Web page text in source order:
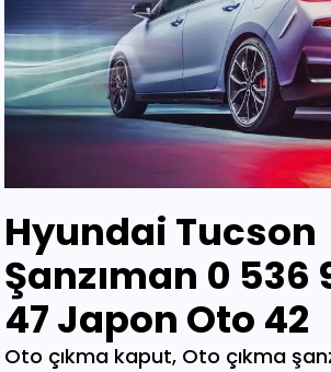
Hyundai Tucson
Şanzıman 0 536
47 Japon Oto 42
Oto çıkma kaput, Oto çıkma şanzıman ve parçaları, Oto çıkma motor ve parçaları, Oto çıkma silindir kapağı, Oto çıkma direksiyon pompası, Oto çıkma far, Oto çıkma tampon Oto çıkma kapı, Oto çıkma far, Oto çıkma stop, Oto çıkma jant, Oto çıkma tabla, Oto çıkma elektrik tesisatı, Oto çıkma motor tesisatı, Oto çıkma marş dinamosu, Oto çıkma şarz dinamosu, Oto çıkma bobin, Oto çıkma enjektör, Oto çıkma karbüratör, Oto çıkma şamandıra , Oto çıkma yakıt pompası, Oto çıkma eksoz, Oto çıkma manifold, Oto çıkma katalizör, Oto çıkma beyin, Oto çıkma airbag, Oto çıkma sigorta, Oto çıkma sinyal, Oto hava filitre kazanı, Oto çıkma yağ filtresi, Oto çıkma yakıt filtresi, Oto çıkma debriyaj seti, Oto çıkma fren seti, Oto çıkma kampana, Oto çıkma körük, Oto çıkma fan, Oto çıkma fan davlumbazı, Oto çıkma soğutucu, Oto çıkma radyatör, Oto çıkma klima kompresörü, Oto çıkma bagaj, Oto çıkma su radyatörünü, Oto çıkma klima radyatörü, Oto çıkma interkol radyatörü, Oto çıkma cam, Oto çıkma çamurluk, Oto çıkma davlumbaz, Oto çıkma güneşlik, Oto çıkma kapı kolu, Oto çıkma kapı saçı, Oto çıkma karter, Oto kesme marşpiyel, Oto çıkma panel, Oto çıkma panjur , Oto çıkma sunroof, Oto çıkma arka tampon, Oto çıkma ön tampon, Oto çıkma ayna, Oto çıkma amartisör, Oto çıkma el freni, Oto çıkma el fren tabancası, Oto çıkma direksiyon simidi, Oto çıkma koltuk, Oto çıkma vites topuzu, Oto çıkma göğüs, Oto çıkma torpido, Oto çıkma kilometre saati, Oto çıkma dingil, Oto çıkma blok, Oto çıkma motor bloğu, Oto çıkma krank, Oto çıkma eksantrik mili, Oto çıkma gaz kelebeği, Oto çıkma kompresör, Oto çıkma mafsal, Oto çıkma motor kulağı, Oto çıkma motor, Oto çıkma piston kolu, Oto çıkma segman, Oto çıkma rulman, Oto çıkma turbo, Oto çıkma yağ pompası, Oto çıkma şanzıman dişlisi, Oto çıkma mafsal, Oto çıkma sekromenç, Oto çıkma türbin, Oto çıkma volant, Oto çıkma aks, Oto çıkma akis, Oto çıkma direksiyon kutusu, Oto çıkma direksiyon mili, Oto çıkma helezyon yayı, Oto çıkma körük, Oto çıkma porya, Oto çıkma sis çerçevesi, Oto çıkma kapı menteşesi, Oto çıkma sis farı, Oto çıkma difaransiyel, Oto çıkma traves, Oto çıkma cam motoru, Oto çıkma sinyal, Oto çıkma cam düğmesi, Oto çıkma kapı döşemesi, Oto çıkma cam kirkosu, Oto çıkma kalorifer kutusu, Oto çıkma beşik, Oto çıkma filtre, Oto çıkma konsül, Oto çıkma tampon demiri, Oto çıkma kapı kilidi, Oto çıkma motor takozu, Oto çıkma kampana, Oto çıkma gösterge paneli, Oto çıkma taşıyıcı, Oto kesme tavan, Oto kesme marşpiyel, Oto kesme çamurluk, Oto kesme yarım arka, Oto çıkma hava akış metresi, Oto çıkma vestenhaouse, Oto çıkma vestibhouse, Oto çıkma park sensörü Oto çıkma kapı fitilleri, Oto çıkma cam düğmesi, Oto çıkma motor takozu, Oto çıkma vites topuzu, Oto çıkma far beyni, Oto çıkma motor beyni, Oto çıkma airbag beyni, Oto çıkma abs beyni, Oto çıkma şanzıman beyni, Oto parça, Oto çıkma yedek parça, Oto oto yedek parça, Oto sigorta kutusu, Oto çıkma su bidonu, Oto çıkma teyp, Oto çıkma cd çalar, Oto çıkma rölanti ayarlayıcı, Oto çıkma kolon kilidi, Oto çıkma kapı kilidi, Oto çıkma kapı iç açma kolu, Oto çıkma kapı çıtası, Oto çıkma tavan çıtası, Oto çıkma krank kasnağı, Oto çıkma eksantrik kasnağı, Oto çıkma alt travers, Oto çıkma arka dingil, Oto çıkma fren merkezi, Oto çıkma imop kutus, Oto çıkma sigorta tablası, Oto çıkma klima ekranı, Oto çıkma vakum, Oto çıkma orta havalandırma, Oto çıkma radyo ekranı, Oto çıkma yağ pompası, Oto çıkma şanzıman kulağı, Oto çıkma debriyaj bilyası, Oto çıkma direksiyon spotu, Oto çıkma direksiyon sargısı, Oto çıkma airbag sargısı, Oto çıkma tesisat kablosu, Oto çıkma klima paneli, Oto çıkma ön kapı, Oto çıkma arka kapı, Oto çıkma baskı balata, Oto çıkma volant, Oto çıkma yedek parça, Oto çıkma parça, Oto oto yedek parça, Oto parça, Çıkma parça, Oto çıkma parçaları, Çıkma parçaları, Oto yedek parça, Oto çıkma şanzıman, Oto çıkma hoparlör, Oto çıkma fren vakum, Oto çıkma map sensösrü, Oto çıkma cam silgi motoru, Oto çıkma cam silgi kolu, Oto çıkma flaşö, Oto çıkma vites levyesi, Oto çıkma turbo basınç Oto çıkma vestinghouse, Oto çıkma gaz pedalı, Oto çıkma su bidonu, Oto çıkma ganister, Oto çıkma tampon braketi, Oto çıkma çamurluk davlumbazı, Oto çıkma el fren teli, Oto çıkma şarj dinamosu, Oto çıkma biel kolu, Oto çıkma hava akış metresi, Oto çıkma eksoz sondası, Oto çıkma emme manifoldu, Oto çıkma fincan, Oto çıkma itici horozlar, Oto çıkma piyano mili, Oto çıkma vites halatı, Oto çıkma tavan döşemesi, Oto çıkma sanroof düğmesi, Oto çıkma sanroof camı, Oto çıkma tavan anteni, Oto çıkma kapı bantları, Oto çıkma kapı soketi, Oto çıkma kapı tesisatı, Oto çıkma koltuk ayar düğmesi, Oto çıkma kapı rayı, Oto çıkma şanzıman dişlisi, Oto çıkma reyil borusu, Oto çıkma buji kablosu, Oto çıkma yağ çubuğu, Oto çıkma distribitör kapağı, Oto çıkma termostat, Oto çıkma map sensörü, Oto çıkma motor kaputu, Oto çıkma kapı nikelajı, Oto çıkma tampon nikelajı, Oto çıkma fren disk, Oto çıkma debriyaj rulmanı, Oto çıkma karbüratör, Oto çıkma eksoz takozu, Oto çıkma körük, Oto çıkma cam su deposu, Oto çıkma genleşme kavanozu, Oto çıkma süspansiyon, Oto çıkma devirdaim hortumu, Oto çıkma travers, Oto çıkma yedek su deposu, Oto çıkma emme manifolt, Oto çıkma kaset çalar, Oto çıkma kapı bandı, Oto çıkma eksantrik horuzu, Oto çıkma xenon far beyni, Oto çıkma tampon ızgarası, Oto çıkma cd çalar, Oto çıkma yakıt deposu, Oto çıkma tampon kaplaması, Oto çıkma kaput mandalı, Oto çıkma el fren düğmesi, Oto çıkma dikiz aynası, Oto çıkma yarım motor, Oto çıkma turbo borusu, Oto çıkma dış ayna, Oto çıkma iç ayna, Oto çıkma tozluk kapağı, Oto çıkma tampon alt bagaliti, Oto çıkma toz kapağı, Oto çıkma parça ankara, Oto çıkma parça İstanbul, Oto çıkma parça adana, Oto çıkma parça elağzı, Oto çıkma parça izmir, Oto çıkma parça bursa, Oto çıkma parça Eskişehir, Oto çıkma parça kayseri, Oto çıkma parça Diyarbakır, Oto çıkma parça Şanlıurfa, Oto çıkma parça,Gaziantep Oto çıkma parça ağrı, Oto çıkma parça konya, Oto çıkma parça Yozgat, Oto çıkma parça Nevşehir, Oto çıkma parça Niğde, Oto çıkma parça Antaly, Oto çıkma parça malatya, Oto çıkma parça mardin, Oto çıkma parça van, Oto çıkma parça hakkari, Oto çıkma parça,Erzurum Oto çıkma parça sivas, Oto çıkma parça Trabzon, Oto çıkma parça çorum, Oto çıkma parça samsun, Oto çıkma parça bolu, Oto çıkma parça afyon, Oto parça, Oto yedek parça, Oto oto yedek parça, Oto parçaları, Oto çıkmacı,yıldız sanayi sitesi ostim,otomobil yedek parça, çıkma parça oto yedek parça, Oto çıkma parça Oto parça, Oto çıkma parça , çıkma Oto parça,Adana Oto Çıkma Parça , Adıyaman Oto Çıkma Parça Afyon Oto Çıkma Parça Ağrı Oto Çıkma Parça Aksaray Oto Çıkma Parça Amasya Oto Çıkma Parça Ankara Oto Çıkma Parça Antalya Oto Çıkma Parça Ardahan Oto Çıkma Parça Artvin Oto Çıkma Parça Aydın Oto Çıkma Parça Balıkesir Oto Çıkma Parça Bartın Oto Çıkma Parça Batman Oto Çıkma Parça Bayburt Oto Çıkma Parça Bilecik Oto Çıkma Parça Bingöl Oto Çıkma Parça Bitlis Oto Çıkma Parça Bolu Oto Çıkma Parça Bursa Oto Çıkma Parça Çanakkale Oto Çıkma Parça Çankırı Oto Çıkma Parça Çorum Oto Çıkma Parça Denizli Oto Çıkma Parça Diyarbakır Oto Çıkma Parça Düzce Oto Çıkma Parça Edirne Oto Çıkma Parça Elazığ Oto Çıkma Parça Erzincan Oto Çıkma Parça Erzurum Oto Çıkma Parça Eskişehir Oto Çıkma Parça Gaziantep Oto Çıkma Parça Giresun Oto Çıkma Parça Gümüşhane Oto Çıkma Parça Hakkari Oto Çıkma Parça Hatay Oto Çıkma Parça Iğdır Oto Çıkma Parça Isparta Oto Çıkma Parça İstanbul Oto Çıkma Parça İzmir Oto Çıkma Parça Kahramanmaraş Oto Çıkma Karabük Oto Çıkma Parça Karaman Oto Çıkma Parça Kars Oto Çıkma Parça Kastamonu Oto Çıkma Parça Kayseri Oto Çıkma Parça Kilis Oto Çıkma Parça Kırıkkale Oto Çıkma Parça Kırklareli Oto Çıkma Parça Kırşehir Oto Çıkma Parça Kocaeli Oto Çıkma Parça Konya Oto Çıkma Parça Kütahya Oto Çıkma Parça Malatya Oto Çıkma Parça Manisa Yedek Parça Mardin Oto Çıkma Parça Mersin Oto Çıkma Parça Muğla Oto Çıkma Parça Nevşehir Oto Çıkma Parça